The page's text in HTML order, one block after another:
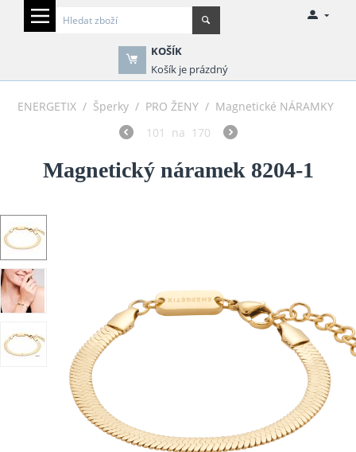
KOŠÍK
Košík je prázdný
ENERGETIX / Šperky / PRO ŽENY / Magnetické NÁRAMKY
101
na 170
Magnetický náramek 8204-1